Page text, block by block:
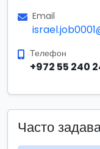
Email
Телефон
+972 55 240
Часто